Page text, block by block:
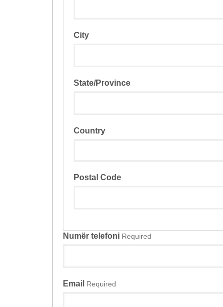
City
State/Province
Country
Postal Code
Numër telefoni Required
Email Required